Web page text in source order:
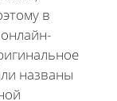
в
названы